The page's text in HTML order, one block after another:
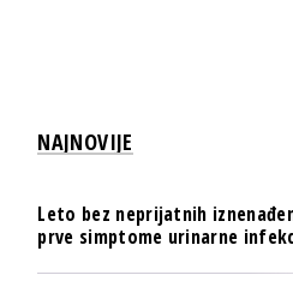
NAJNOVIJE
Leto bez neprijatnih
prve simptome urinarne